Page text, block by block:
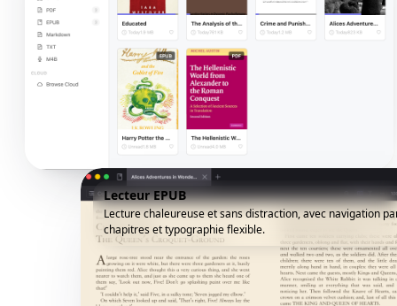
Lecteur EPUB
Lecture chaleureuse et sans distraction, avec navigation
chapitres et typographie flexible.